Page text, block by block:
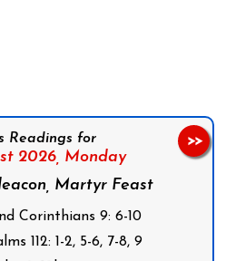
Readings for
2026, Monday
Martyr Feast
Corinthians 9: 6-10
112: 1-2, 5-6, 7-8, 9
>>